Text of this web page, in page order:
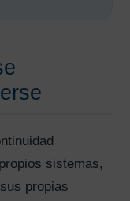
sistemas,
propias